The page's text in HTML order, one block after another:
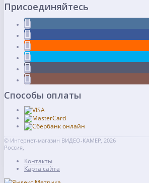
Присоединяйтесь
Способы оплаты
© Интернет-магазин ВИДЕО-КАМЕР, 2026
Россия,
Контакты
Карта сайта